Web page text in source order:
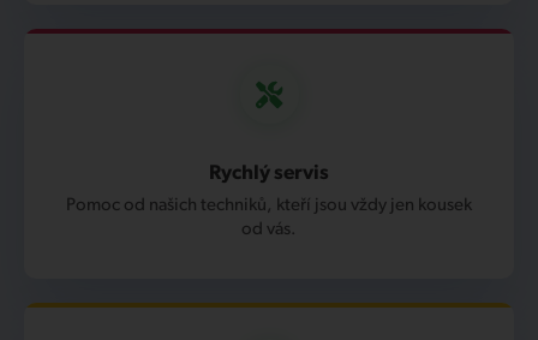
Rychlý servis
Pomoc od našich techniků, kteří jsou vždy jen kousek
od vás.